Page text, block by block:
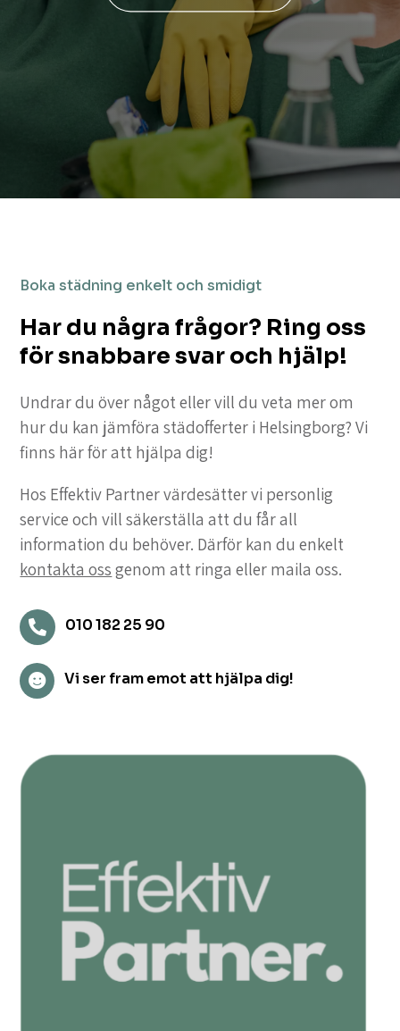
Boka städning enkelt och smidigt
Har du några frågor? Ring oss
för snabbare svar och hjälp!
Undrar du över något eller vill du veta mer om
hur du kan jämföra städofferter i Helsingborg? Vi
finns här för att hjälpa dig!
Hos Effektiv Partner värdesätter vi personlig
service och vill säkerställa att du får all
information du behöver. Därför kan du enkelt
kontakta oss genom att ringa eller maila oss.
 010 182 25 90
 Vi ser fram emot att hjälpa dig!